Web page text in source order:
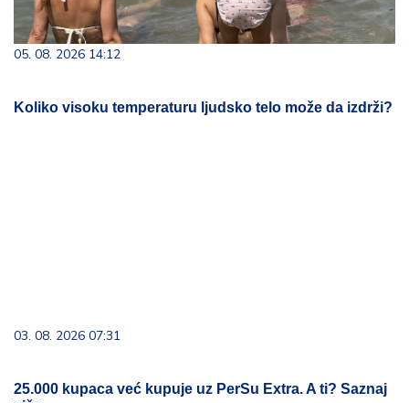
05. 08. 2026 14:12
Koliko visoku temperaturu ljudsko telo može da izdrži?
03. 08. 2026 07:31
25.000 kupaca već kupuje uz PerSu Extra. A ti? Saznaj